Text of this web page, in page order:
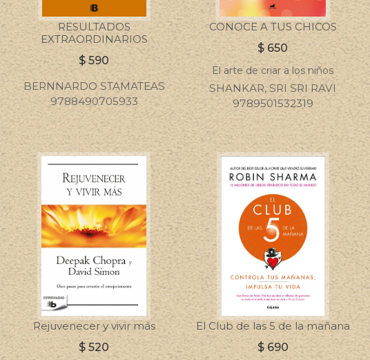
RESULTADOS
EXTRAORDINARIOS
$590
BERNNARDO STAMATEAS
9788490705933
CONOCE A TUS CHICOS
$ 650
El arte de criar a los niños
SHANKAR, SRI SRI RAVI
9789501532319
Rejuvenecer y vivir más
$520
El Club de las 5 de la mañana
$690